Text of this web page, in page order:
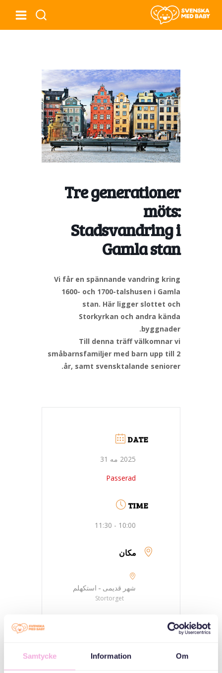
Samtycke Information Om
Tre generationer
möts:
Stadsvandring i
Gamla stan
Vi får en spännande vandring kring
1600- och 1700-talshusen i Gamla
stan. Här ligger slottet och
Storkyrkan och andra kända
byggnader.
Till denna träff välkomnar vi
småbarnsfamiljer med barn upp till 2
år, samt svensktalande seniorer.
DATE
2025 مه 31
Passerad
TIME
10:00 - 11:30
مکان
شهر قدیمی - استکهلم
Stortorget
سه نسل ملاقات می